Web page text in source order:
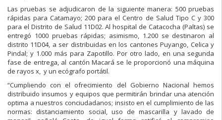
Las pruebas se adjudicaron de la siguiente manera: 500 pruebas
rápidas para Catamayo; 200 para el Centro de Salud Tipo C y 300
para el Distrito de Salud 11D02. Al hospital de Catacocha (Paltas) se
entregó 1000 pruebas rápidas; asimismo, 1.200 se destinaron al
distrito 11D04, a ser distribuidas en los cantones Puyango, Celica y
Pindal; y 1.000 más para Zapotillo. Por otro lado, en una segunda
fase de entrega, al cantón Macará se le proporcionó una máquina
de rayos x, y un ecógrafo portátil.
“Cumpliendo con el ofrecimiento del Gobierno Nacional hemos
distribuido insumos y equipos que permitirán brindar una atención
optima a nuestros conciudadanos; insisto en el cumplimiento de las
normas: distanciamiento social, uso de mascarilla y lavado de